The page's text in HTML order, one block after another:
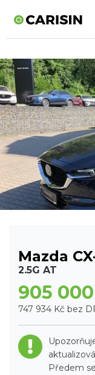
Mazda
2.5G AT
905
747 934 Kč bez
Předem